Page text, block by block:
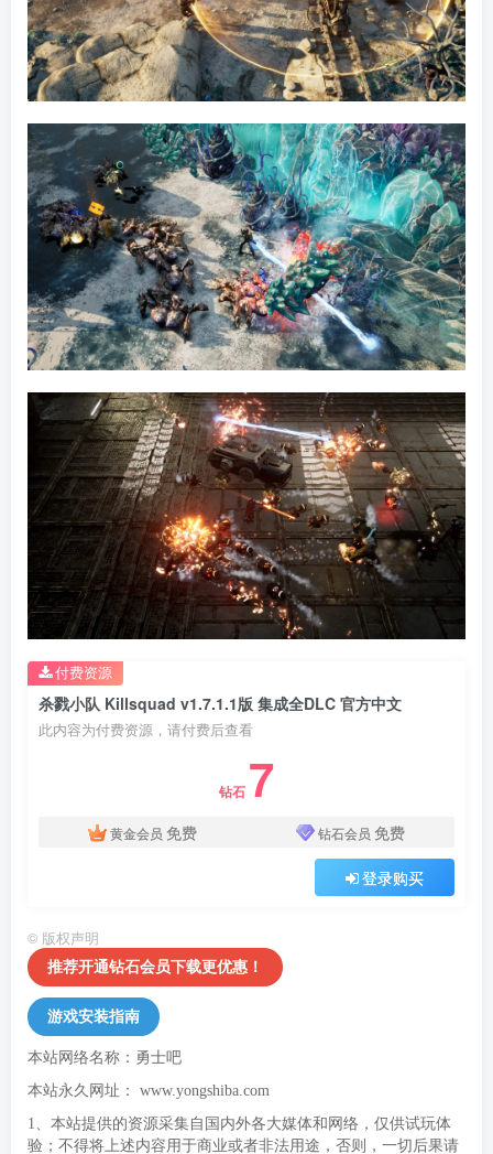
杀戮小队 Killsquad v1.7.1.1版 集成全DLC 官方中文
此内容为付费资源，请付费后查看
钻石 7
黄金会员 免费 钻石会员 免费
登录购买
付费资源
© 版权声明
推荐开通钻石会员下载更优惠！
游戏安装指南
本站网络名称：勇士吧
本站永久网址： www.yongshiba.com
1、本站提供的资源采集自国内外各大媒体和网络，仅供试玩体
验；不得将上述内容用于商业或者非法用途，否则，一切后果请